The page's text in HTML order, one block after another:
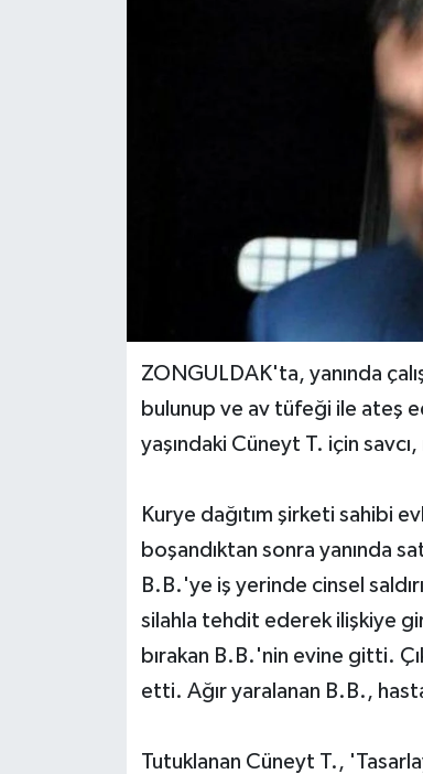
ZONGULDAK'ta, yanında
bulunup ve av tüfeği ile ateş
yaşındaki Cüneyt T. için
Kurye dağıtım şirketi sahibi
boşandıktan sonra yanında
B.B.'ye iş yerinde cinsel
silahla tehdit ederek ilişkiye
bırakan B.B.'nin evine gitti.
etti. Ağır yaralanan B.B.,
Tutuklanan Cüneyt T.,
Yerel Yönetimler